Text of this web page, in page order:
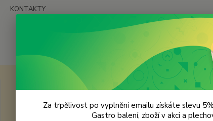
KONTAKTY
Plechové dózy - kořenky Vánoční dóza na svíčku
Vánoční dóza na svíčku
Za trpělivost po vyplnění emailu získáte slevu
Gastro balení, zboží v akci a